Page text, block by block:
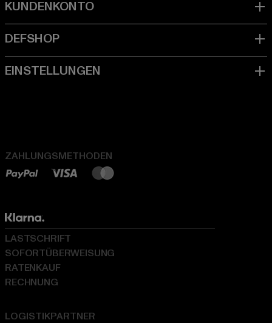
ZAHLUNGSMETHODEN
LOGISTIKPARTNER
LASTSCHRIFT
SOFORTÜBERWEISUNG
RATENKAUF
RECHNUNG